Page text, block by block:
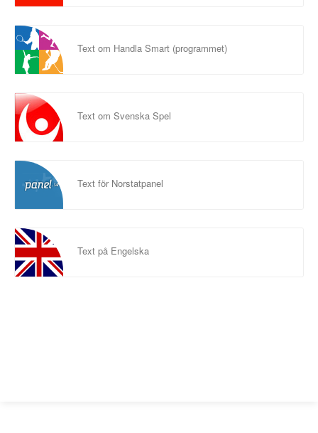
Text om Handla Smart (programmet)
Text om Svenska Spel
Text för Norstatpanel
Text på Engelska